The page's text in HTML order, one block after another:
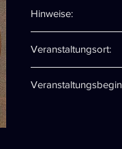
Hinweise:
Einsteiger wie
Küchenmesser
Veranstaltungsort:
Neulehen 9